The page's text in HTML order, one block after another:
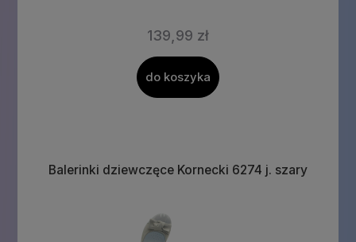
139,99 zł
do koszyka
Balerinki dziewczęce Kornecki 6274 j. szary